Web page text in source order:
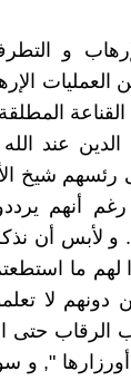
و
العمليات
"إن الدين عند
رئسهم شيخ
أنهم
الخمسة, و هي 70
الآية 60 :
دونهم لا
فضرب الرقاب